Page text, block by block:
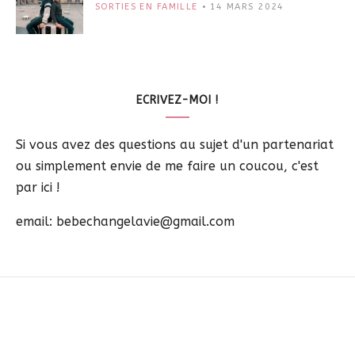
SORTIES EN FAMILLE 14 MARS 2024
ECRIVEZ-MOI !
Si vous avez des questions au sujet d'un partenariat
ou simplement envie de me faire un coucou, c'est
par ici !
email: bebechangelavie@gmail.com